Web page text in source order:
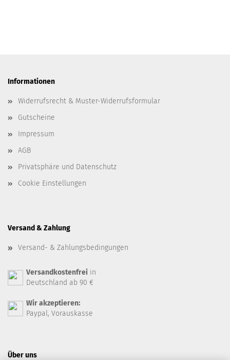
Informationen
Widerrufsrecht & Muster-Widerrufsformular
Gutscheine
Impressum
AGB
Privatsphäre und Datenschutz
Cookie Einstellungen
Versand & Zahlung
Versand- & Zahlungsbedingungen
Versandkostenfrei in
Deutschland ab 90 €
Wir akzeptieren:
Paypal, Vorauskasse
Über uns